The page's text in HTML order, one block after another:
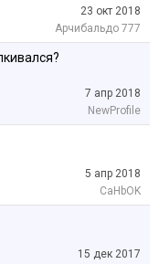
23 окт 2018
Арчибальдо 777
7 апр 2018
NewProfile
5 апр 2018
CaHbOK
15 дек 2017